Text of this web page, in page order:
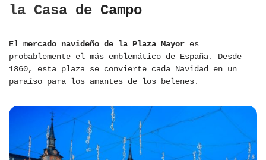
la Casa de Campo
El mercado navideño de la Plaza Mayor es
probablemente el más emblemático de España. Desde
1860, esta plaza se convierte cada Navidad en un
paraíso para los amantes de los belenes.